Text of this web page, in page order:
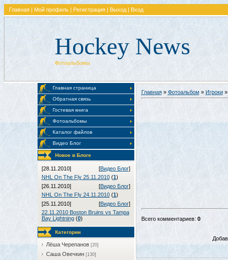
Главная | Мой профиль | Регистрация | Выход | Вход
Hockey News
Фотоальбомы
Главная страница
Обратная связь
Гостевая книга
Фотоальбомы
Каталог файлов
Видео Блог
Новое в Блоге
[28.11.2010] [Видео Блог]
NHL On The Fly 25.11.2010 (1)
[26.11.2010]
[Видео Блог]
NHL On The Fly 24.11.2010 (1)
[25.11.2010]
[Видео Блог]
22.11.2010 Boston Bruins vs Tampa
Bay Lightning (0)
Категории
Лёша Черепанов [20]
Саша Овечкин [130]
Главная» Фотоальбом » Игроки»
Всего комментариев: 0